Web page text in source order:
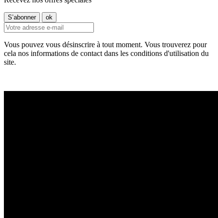
Vous pouvez vous désinscrire à tout moment. Vous trouverez pour
cela nos informations de contact dans les conditions d'utilisation du
site.